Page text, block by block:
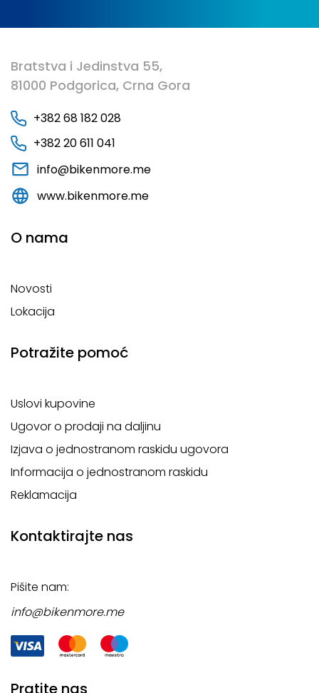
Bratstva i Jedinstva 55,
81000 Podgorica, Crna Gora
+382 68 182 028
+382 20 611 041
info@bikenmore.me
www.bikenmore.me
O nama
Novosti
Lokacija
Potražite pomoć
Uslovi kupovine
Ugovor o prodaji na daljinu
Izjava o jednostranom raskidu ugovora
Informacija o jednostranom raskidu
Reklamacija
Kontaktirajte nas
Pišite nam:
info@bikenmore.me